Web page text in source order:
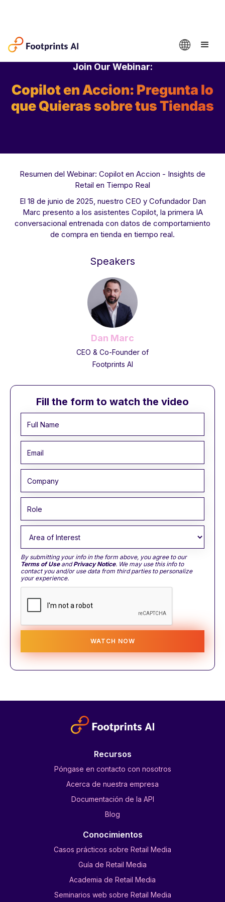
Join Our Webinar:
Copilot en Accion: Pregunta lo
que Quieras sobre tus Tiendas
Resumen del Webinar: Copilot en Accion - Insights de
Retail en Tiempo Real
El 18 de junio de 2025, nuestro CEO y Cofundador Dan
Marc presento a los asistentes Copilot, la primera IA
conversacional entrenada con datos de comportamiento
de compra en tienda en tiempo real.
Speakers
Dan Marc
CEO & Co-Founder of
Footprints AI
Fill the form to watch the video
By submitting your info in the form above, you agree to our
Terms of UseandPrivacy Notice. We may use this info to
contact you and/or use data from third parties to personalize
your experience.
Recursos
Póngase en contacto con nosotros
Acerca de nuestra empresa
Documentación de la API
Blog
Conocimientos
Casos prácticos sobre Retail Media
Guía de Retail Media
Academia de Retail Media
Seminarios web sobre Retail Media